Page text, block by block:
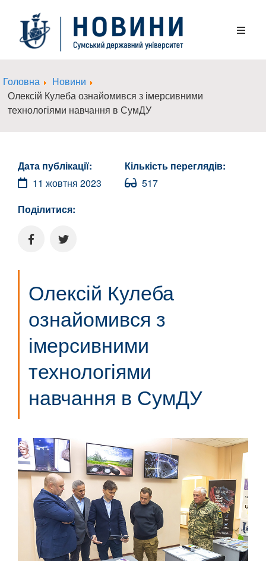
Головна
Новини
Олексій Кулеба ознайомився з імерсивними
технологіями навчання в СумДУ
Дата публікації:
11 жовтня 2023
Кількість переглядів:
517
Поділитися:
Олексій Кулеба
ознайомився з
імерсивними
технологіями
навчання в СумДУ